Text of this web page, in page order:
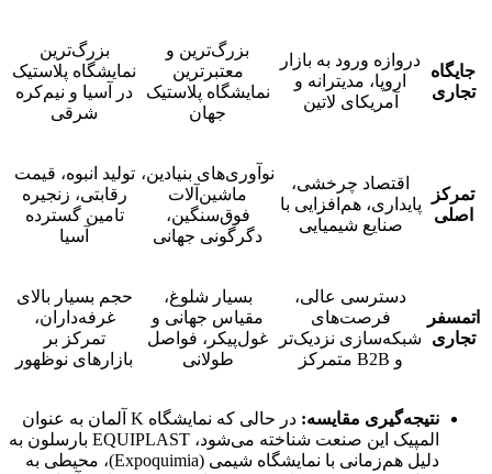
جایگاه
تجاری
دروازه ورود به بازار
اروپا، مدیترانه و
آمریکای لاتین
بزرگ‌ترین و
معتبرترین
نمایشگاه پلاستیک
جهان
بزرگ‌ترین
نمایشگاه پلاستیک
در آسیا و نیم‌کره
شرقی
تمرکز
اصلی
اقتصاد چرخشی،
پایداری، هم‌افزایی با
صنایع شیمیایی
نوآوری‌های بنیادین،
ماشین‌آلات
فوق‌سنگین،
دگرگونی جهانی
تولید انبوه، قیمت
رقابتی، زنجیره
تامین گسترده
آسیا
اتمسفر
تجاری
دسترسی عالی،
فرصت‌های
شبکه‌سازی نزدیک‌تر
و B2B متمرکز
بسیار شلوغ،
مقیاس جهانی و
غول‌پیکر، فواصل
طولانی
حجم بسیار بالای
غرفه‌داران،
تمرکز بر
بازارهای نوظهور
نتیجه‌گیری مقایسه:
در حالی که نمایشگاه K آلمان به عنوان
المپیک این صنعت شناخته می‌شود، EQUIPLAST بارسلون به
دلیل هم‌زمانی با نمایشگاه شیمی (Expoquimia)، محیطی به